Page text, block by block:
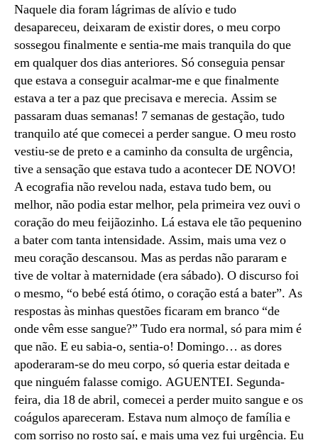
Naquele dia foram lágrimas de alívio e tudo
desapareceu, deixaram de existir dores, o meu corpo
sossegou finalmente e sentia-me mais tranquila do que
em qualquer dos dias anteriores. Só conseguia pensar
que estava a conseguir acalmar-me e que finalmente
estava a ter a paz que precisava e merecia. Assim se
passaram duas semanas! 7 semanas de gestação, tudo
tranquilo até que comecei a perder sangue. O meu rosto
vestiu-se de preto e a caminho da consulta de urgência,
tive a sensação que estava tudo a acontecer DE NOVO!
A ecografia não revelou nada, estava tudo bem, ou
melhor, não podia estar melhor, pela primeira vez ouvi o
coração do meu feijãozinho. Lá estava ele tão pequenino
a bater com tanta intensidade. Assim, mais uma vez o
meu coração descansou. Mas as perdas não pararam e
tive de voltar à maternidade (era sábado). O discurso foi
o mesmo, “o bebé está ótimo, o coração está a bater”. As
respostas às minhas questões ficaram em branco “de
onde vêm esse sangue?” Tudo era normal, só para mim é
que não. E eu sabia-o, sentia-o! Domingo… as dores
apoderaram-se do meu corpo, só queria estar deitada e
que ninguém falasse comigo. AGUENTEI. Segunda-
feira, dia 18 de abril, comecei a perder muito sangue e os
coágulos apareceram. Estava num almoço de família e
com sorriso no rosto saí, e mais uma vez fui urgência. Eu